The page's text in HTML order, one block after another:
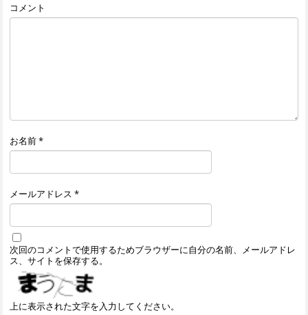
コメント
お名前*
メールアドレス *
次回のコメントで使用するためブラウザーに自分の名前、メールアドレ
ス、サイトを保存する。
上に表示された文字を入力してください。